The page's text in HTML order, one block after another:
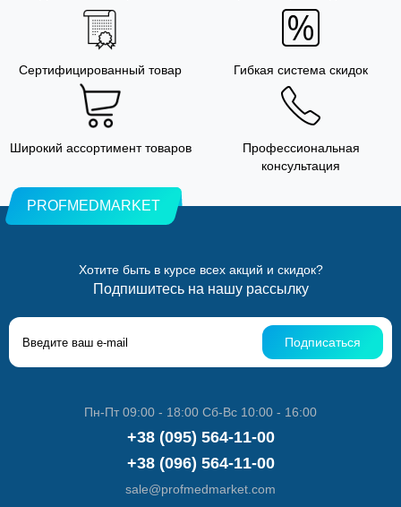
Сертифицированный товар Гибкая система скидок
Широкий ассортимент товаров
Профессиональная
консультация
PROFMEDMARKET
Хотите быть в курсе всех акций и скидок?
Подпишитесь на нашу рассылку
Подписаться
Пн-Пт 09:00 - 18:00 Сб-Вс 10:00 - 16:00
+38 (095) 564-11-00
+38 (096) 564-11-00
sale@profmedmarket.com